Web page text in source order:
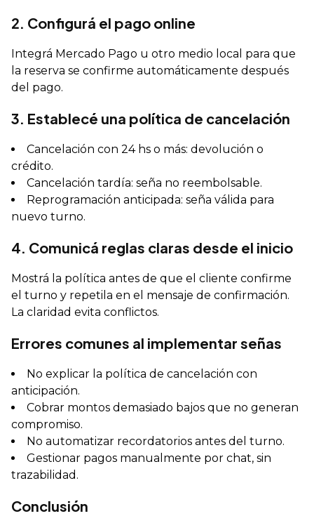
2. Configurá el pago online
Integrá Mercado Pago u otro medio local para que
la reserva se confirme automáticamente después
del pago.
3. Establecé una política de cancelación
Cancelación con 24 hs o más: devolución o
crédito.
Cancelación tardía: seña no reembolsable.
Reprogramación anticipada: seña válida para
nuevo turno.
4. Comunicá reglas claras desde el inicio
Mostrá la política antes de que el cliente confirme
el turno y repetila en el mensaje de confirmación.
La claridad evita conflictos.
Errores comunes al implementar señas
No explicar la política de cancelación con
anticipación.
Cobrar montos demasiado bajos que no generan
compromiso.
No automatizar recordatorios antes del turno.
Gestionar pagos manualmente por chat, sin
trazabilidad.
Conclusión